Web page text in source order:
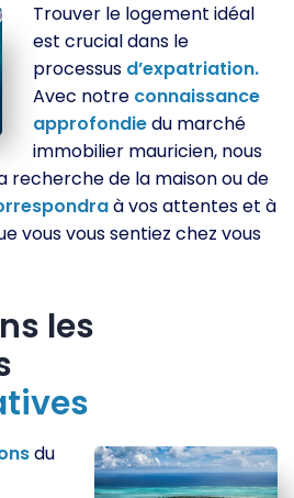
Trouver le logement idéal
est crucial dans le
processus d’expatriation.
Avec notre connaissance
approfondiedu marché
immobilier mauricien, nous
recherche de la maison ou de
à vos attentes et à
vous vous sentiez chez vous
les
du